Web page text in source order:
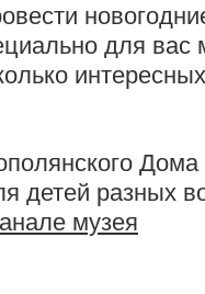
для вас
детей разных
музея